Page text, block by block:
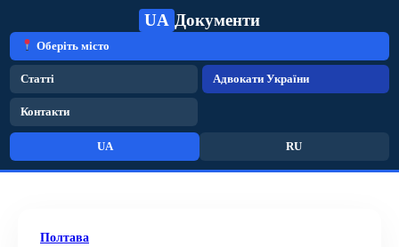
UA Документи
Оберіть місто
Статті Адвокати України
Контакти
UA RU
Полтава